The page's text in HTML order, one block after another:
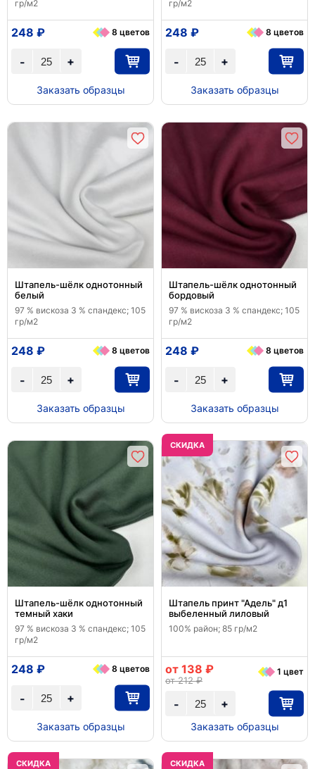
гр/м2
+
-
248 ₽ 8 цветов
Заказать образцы
гр/м2
+
-
248 ₽ 8 цветов
Заказать образцы
Штапель-шёлк однотонный
белый
97 % вискоза 3 % спандекс; 105
гр/м2
+
-
248 ₽ 8 цветов
Заказать образцы
Штапель-шёлк однотонный
бордовый
97 % вискоза 3 % спандекс; 105
гр/м2
+
-
248 ₽ 8 цветов
Заказать образцы
Штапель-шёлк однотонный
темный хаки
97 % вискоза 3 % спандекс; 105
гр/м2
+
-
248 ₽ 8 цветов
Заказать образцы
CКИДКА
Штапель принт "Адель" д1
выбеленный лиловый
100% район; 85 гр/м2
+
-
от 138 ₽
от 212 ₽
1 цвет
Заказать образцы
CКИДКА CКИДКА